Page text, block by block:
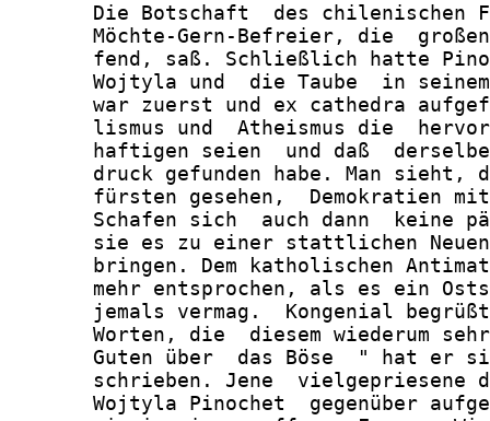
Die Botschaft  des chilenischen
Möchte-Gern-Befreier, die
fend, saß. Schließlich hatte
Wojtyla und  die Taube  in
war zuerst und ex cathedra
lismus und  Atheismus die
haftigen seien  und daß
druck gefunden habe. Man sieht,
fürsten gesehen,  Demokratien
Schafen sich  auch dann  keine
sie es zu einer stattlichen
bringen. Dem katholischen
mehr entsprochen, als es ein
jemals vermag.  Kongenial
Worten, die  diesem wiederum
Guten über  das Böse  " hat er
schrieben. Jene  vielgepriesene
Wojtyla Pinochet  gegenüber